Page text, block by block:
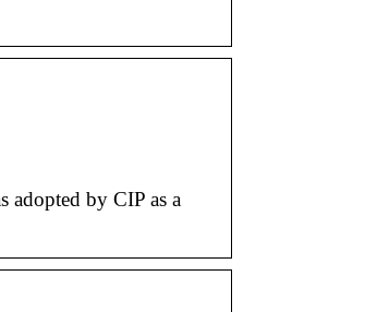
adopted by CIP as a